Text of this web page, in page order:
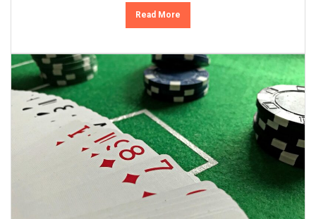
Read More